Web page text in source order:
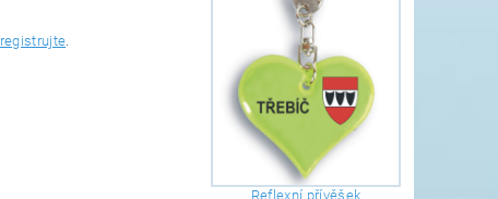
registrujte.
Reflexní přívěšek